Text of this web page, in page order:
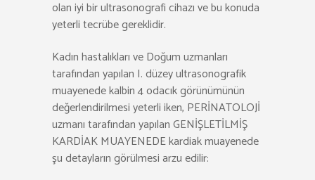
olan iyi bir ultrasonografi cihazı ve bu konuda
yeterli tecrübe gereklidir.
Kadın hastalıkları ve Doğum uzmanları
tarafından yapılan I. düzey ultrasonografik
muayenede kalbin 4 odacık görünümünün
değerlendirilmesi yeterli iken, PERİNATOLOJİ
uzmanı tarafından yapılan GENİŞLETİLMİŞ
KARDİAK MUAYENEDE kardiak muayenede
şu detayların görülmesi arzu edilir: